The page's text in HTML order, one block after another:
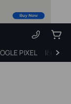
PIXEL Ιδέες